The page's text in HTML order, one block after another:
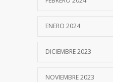
ENERO 2024
DICIEMBRE 2023
NOVIEMBRE 2023